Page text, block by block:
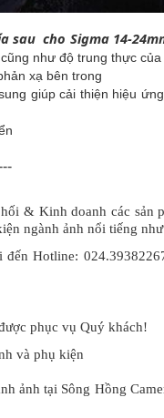
cho Sigma 14-
như độ trung thực
xạ bên trong
giúp cải thiện hiệu
& Kinh doanh các
ngành ảnh nổi tiếng
Hotline:
phục vụ Quý khách!
và phụ kiện
ảnh tại Sông Hồng